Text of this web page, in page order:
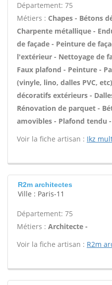
Département: 75
Métiers : Chapes - Bétons
Charpente métallique -
de façade - Peinture de
l'extérieur - Nettoyage de
Faux plafond - Peinture -
(vinyle, lino, dalles PVC,
décoratifs extérieurs -
Rénovation de parquet -
amovibles - Plafond tendu -
Voir la fiche artisan : Ikz
R2m architectes
Ville : Paris-11
Département: 75
Métiers : Architecte -
Voir la fiche artisan : R2m